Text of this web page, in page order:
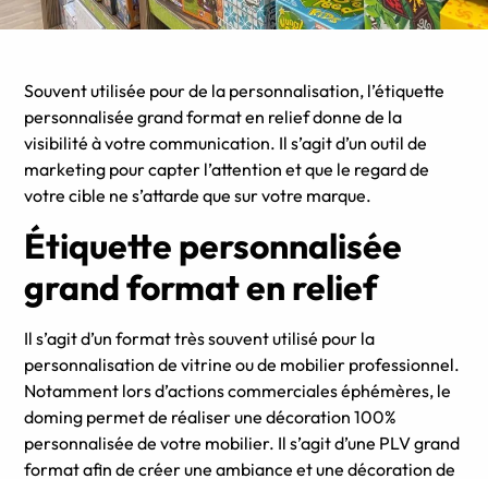
Souvent utilisée pour de la personnalisation, l’étiquette
personnalisée grand format en relief donne de la
visibilité à votre communication. Il s’agit d’un outil de
marketing pour capter l’attention et que le regard de
votre cible ne s’attarde que sur votre marque.
Étiquette personnalisée
grand format en relief
Il s’agit d’un format très souvent utilisé pour la
personnalisation de vitrine ou de mobilier professionnel.
Notamment lors d’actions commerciales éphémères, le
doming permet de réaliser une décoration 100%
personnalisée de votre mobilier. Il s’agit d’une PLV grand
format afin de créer une ambiance et une décoration de